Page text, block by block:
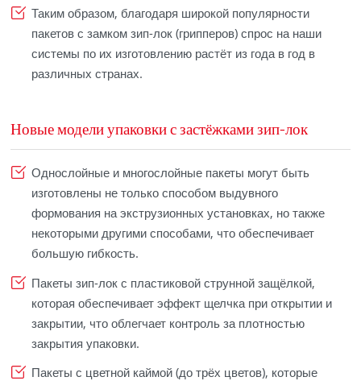
Таким образом, благодаря широкой популярности
пакетов с замком зип-лок (грипперов) спрос на наши
системы по их изготовлению растёт из года в год в
различных странах.
Новые модели упаковки с застёжками зип-лок
Однослойные и многослойные пакеты могут быть
изготовлены не только способом выдувного
формования на экструзионных установках, но также
некоторыми другими способами, что обеспечивает
большую гибкость.
Пакеты зип-лок с пластиковой струнной защёлкой,
которая обеспечивает эффект щелчка при открытии и
закрытии, что облегчает контроль за плотностью
закрытия упаковки.
Пакеты с цветной каймой (до трёх цветов), которые